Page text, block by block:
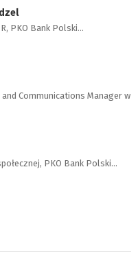
PKO Bank Polski…
Communications Manager w
PKO Bank Polski…